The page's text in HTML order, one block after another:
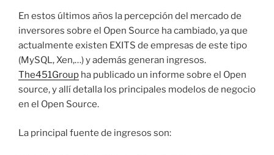
En estos últimos años la percepción del mercado de
inversores sobre el Open Source ha cambiado, ya que
actualmente existen EXITS de empresas de este tipo
(MySQL, Xen,…) y además generan ingresos.
The451Group ha publicado un informe sobre el Open
source, y allí detalla los principales modelos de negocio
en el Open Source.
La principal fuente de ingresos son: